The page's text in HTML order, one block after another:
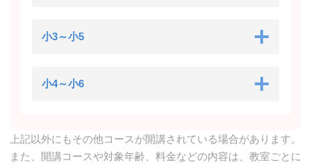
小3～小5
小4～小6
上記以外にもその他コースが開講されている場合があります。
また、開講コースや対象年齢、料金などの内容は、教室ごとに